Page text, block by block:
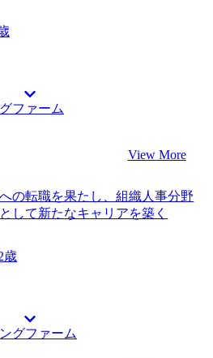
ファーム
View More
の転職を果たし、組織人事分野
して新たなキャリアを築く
歳
グファーム